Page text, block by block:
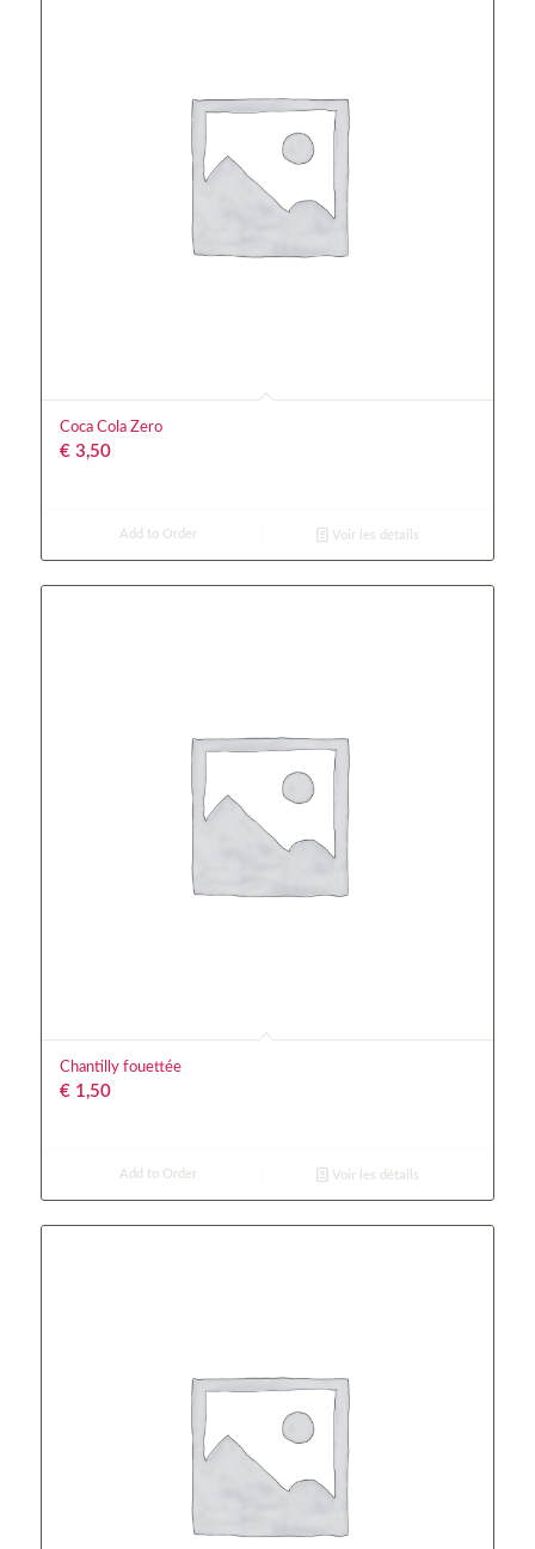
Coca Cola Zero
€3,50
Add to Order Voir les détails
Chantilly fouettée
€1,50
Add to Order Voir les détails